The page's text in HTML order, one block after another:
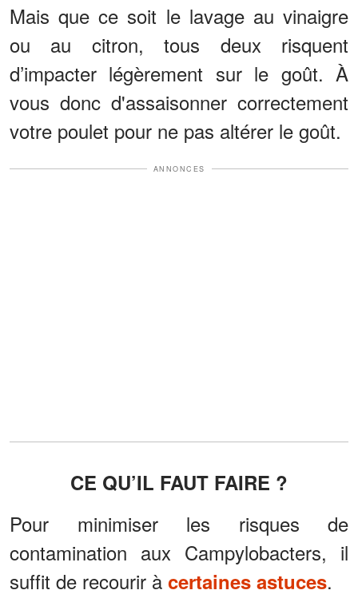
Mais que ce soit le lavage au vinaigre
ou au citron, tous deux risquent
d’impacter légèrement sur le goût. À
vous donc d'assaisonner correctement
votre poulet pour ne pas altérer le goût.
ANNONCES
CE QU’IL FAUT FAIRE ?
Pour minimiser les risques de
contamination aux Campylobacters, il
suffit de recourir à certaines astuces.